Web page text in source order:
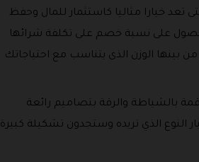
تعد خيارا مثاليا كاستثمار للمال وحفظ
على نسبة خصم على تكلفة شرائها
جرام وحتى 250 جرام للسبيكة الواحدة اختر من بينها الوزن الذى يتناسب مع احتياجاتك
بالشياطة والرقة بتصاميم رائعة
بهذا القسم على المشغولات الذهبية من عيار 21 وعيار24 يمكنكم اختيار النوع الذي تريده وستجدون تشكيلة كبيرة